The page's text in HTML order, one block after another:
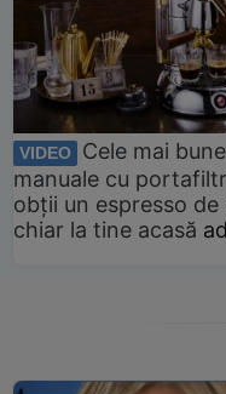
VIDEO
Cele mai
manuale cu
obții un espresso de
chiar la tine acasă